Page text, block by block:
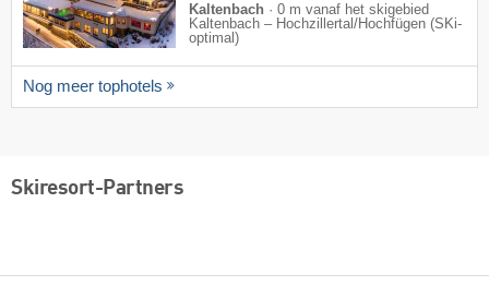
Kaltenbach · 0 m vanaf het skigebied
Kaltenbach – Hochzillertal/​Hochfügen (SKi-
optimal)
Nog meer tophotels
Skiresort-Partners